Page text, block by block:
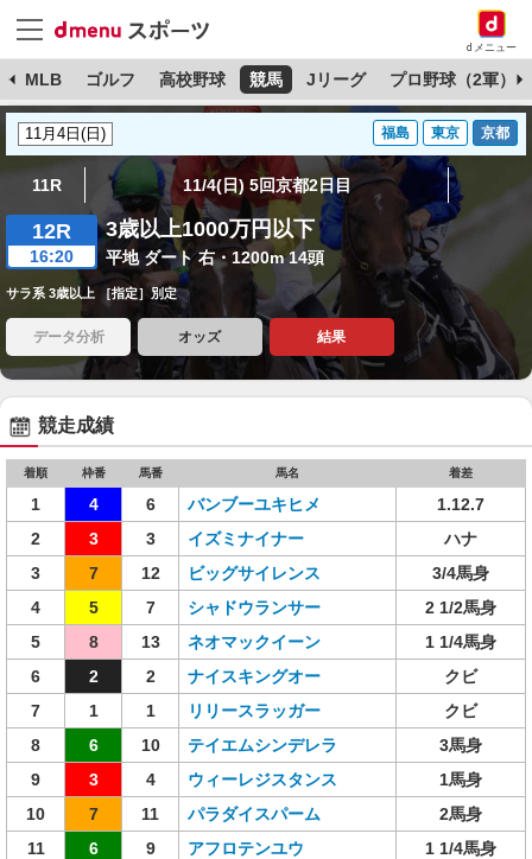
dメニュー
MLB ゴルフ 高校野球 競馬 Jリーグ プロ野球（2軍）
福島 東京 京都
11R 11/4(日) 5回京都2日目
12R
16:20
3歳以上1000万円以下
平地 ダート 右・1200m 14頭
サラ系 3歳以上 ［指定］別定
データ分析 オッズ 結果
競走成績
着順 枠番 馬番 馬名 着差
1 4 6 バンブーユキヒメ
1.12.7
2
3 3 イズミナイナー
ハナ
3
7 12 ビッグサイレンス
3/4馬身
4
5 7 シャドウランサー
2 1/2馬身
5
8 13 ネオマックイーン
1 1/4馬身
6
2 2 ナイスキングオー
クビ
7
1 1 リリースラッガー
クビ
8
6 10 テイエムシンデレラ
3馬身
9
3 4 ウィーレジスタンス
1馬身
10
7 11 パラダイスパーム
2馬身
11
6 9 アフロテンユウ
1 1/4馬身